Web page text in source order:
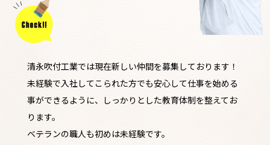
清永吹付工業では現在新しい仲間を募集しております！
未経験で入社してこられた方でも安心して仕事を始める
事ができるように、しっかりとした教育体制を整えてお
ります。
ベテランの職人も初めは未経験です。